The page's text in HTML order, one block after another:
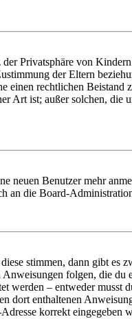
Privatsphäre von
der Eltern
rechtlichen
Art ist; außer solchen,
Benutzer mehr
an die Board-
stimmen, dann gibt es
folgen, die
– entweder musst
enthaltenen
korrekt eingegeben